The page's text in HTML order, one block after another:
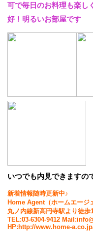
可で毎日のお料理も楽し
好！明るいお部屋です
いつでも内見できますの
新着情報随時更新中♪
Home Agent（ホームエージ
丸ノ内線新高円寺駅より徒
TEL:03-6304-9412
HP:http://www.home-